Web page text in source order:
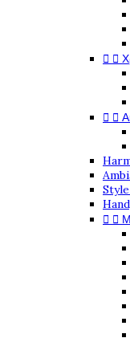
 
 
 